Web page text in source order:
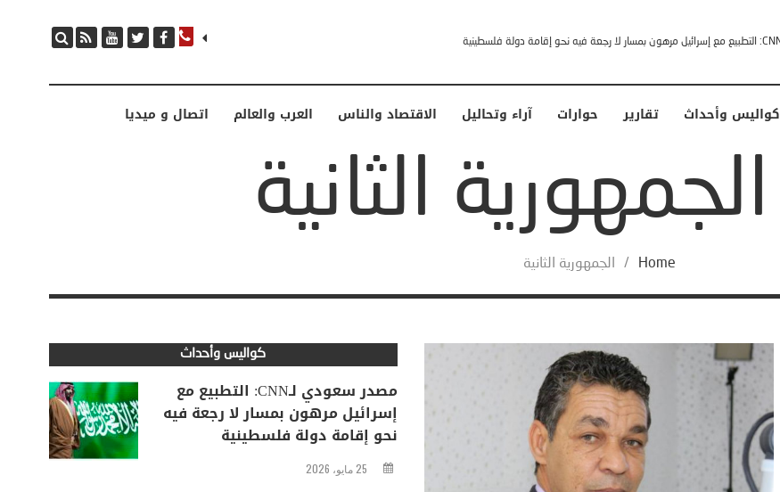
كواليس وأحداث تقارير حوارات آراء وتحاليل الاقتصاد والناس العرب والعالم اتصال و ميديا
Home
/ الجمهورية الثانية
كواليس وأحداث
مصدر سعودي لـCNN: التطبيع مع
إسرائيل مرهون بمسار لا رجعة فيه
نحو إقامة دولة فلسطينية
25 مايو، 2026